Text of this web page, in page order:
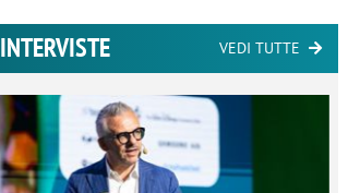
INTERVISTE VEDI TUTTE